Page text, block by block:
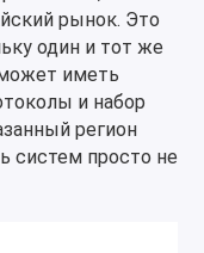
рынок. Это
один и тот же
иметь
и набор
регион
систем просто не